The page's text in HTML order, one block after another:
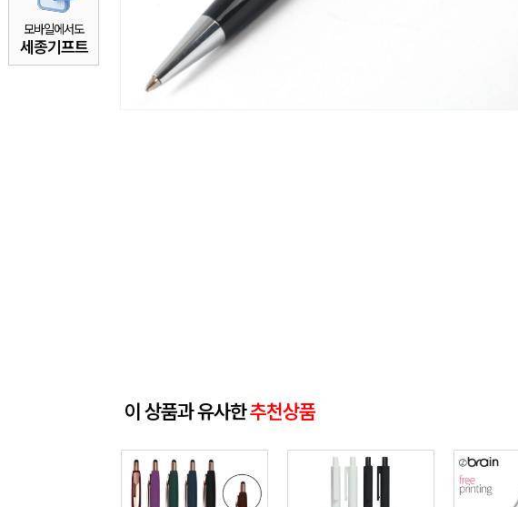
모바일에서도
세종기프트
이 상품과 유사한추천상품